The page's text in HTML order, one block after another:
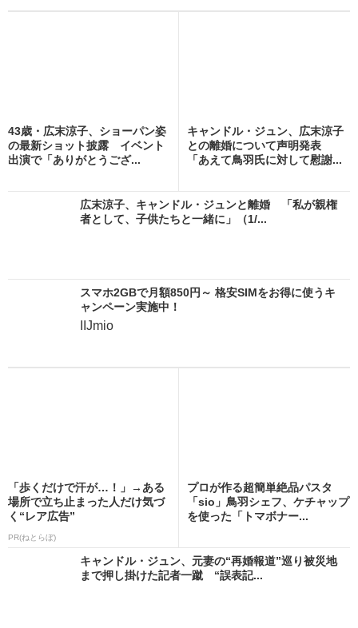
43歳・広末涼子、ショーパン姿
の最新ショット披露 イベント
出演で「ありがとうござ...
キャンドル・ジュン、広末涼子
との離婚について声明発表
「あえて鳥羽氏に対して慰謝...
広末涼子、キャンドル・ジュンと離婚 「私が親権
者として、子供たちと一緒に」（1/...
スマホ2GBで月額850円～ 格安SIMをお得に使うキ
ャンペーン実施中！
IIJmio
「歩くだけで汗が…！」→ある
場所で立ち止まった人だけ気づ
く“レア広告”
PR(ねとらぼ)
プロが作る超簡単絶品パスタ
「sio」鳥羽シェフ、ケチャップ
を使った「トマボナー...
キャンドル・ジュン、元妻の“再婚報道”巡り被災地
まで押し掛けた記者一蹴 “誤表記...